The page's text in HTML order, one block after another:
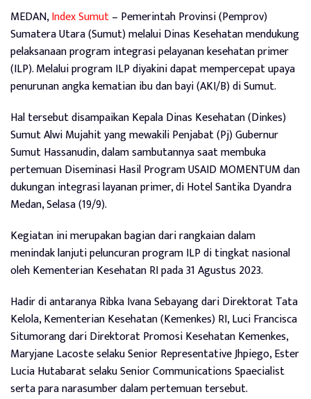
MEDAN,Index Sumut– Pemerintah Provinsi (Pemprov)
Sumatera Utara (Sumut) melalui Dinas Kesehatan mendukung
pelaksanaan program integrasi pelayanan kesehatan primer
(ILP). Melalui program ILP diyakini dapat mempercepat upaya
penurunan angka kematian ibu dan bayi (AKI/B) di Sumut.
Hal tersebut disampaikan Kepala Dinas Kesehatan (Dinkes)
Sumut Alwi Mujahit yang mewakili Penjabat (Pj) Gubernur
Sumut Hassanudin, dalam sambutannya saat membuka
pertemuan Diseminasi Hasil Program USAID MOMENTUM dan
dukungan integrasi layanan primer, di Hotel Santika Dyandra
Medan, Selasa (19/9).
Kegiatan ini merupakan bagian dari rangkaian dalam
menindak lanjuti peluncuran program ILP di tingkat nasional
oleh Kementerian Kesehatan RI pada 31 Agustus 2023.
Hadir di antaranya Ribka Ivana Sebayang dari Direktorat Tata
Kelola, Kementerian Kesehatan (Kemenkes) RI, Luci Francisca
Situmorang dari Direktorat Promosi Kesehatan Kemenkes,
Maryjane Lacoste selaku Senior Representative Jhpiego, Ester
Lucia Hutabarat selaku Senior Communications Spaecialist
serta para narasumber dalam pertemuan tersebut.